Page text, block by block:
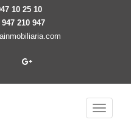
10 25 10
947 210 947
Cambiar